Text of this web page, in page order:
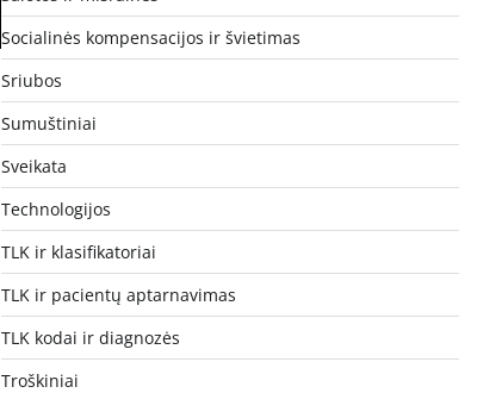
Socialinės kompensacijos ir švietimas
Sriubos
Sumuštiniai
Sveikata
Technologijos
TLK ir klasifikatoriai
TLK ir pacientų aptarnavimas
TLK kodai ir diagnozės
Troškiniai